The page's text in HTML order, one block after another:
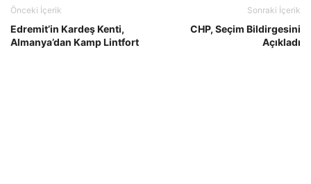
Önceki İçerik
Edremit’in Kardeş Kenti,
Almanya’dan Kamp Lintfort
Sonraki İçerik
CHP, Seçim Bildirgesini
Açıkladı